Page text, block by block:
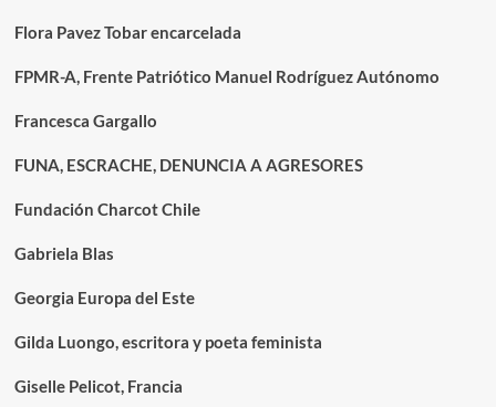
Flora Pavez Tobar encarcelada
FPMR-A, Frente Patriótico Manuel Rodríguez Autónomo
Francesca Gargallo
FUNA, ESCRACHE, DENUNCIA A AGRESORES
Fundación Charcot Chile
Gabriela Blas
Georgia Europa del Este
Gilda Luongo, escritora y poeta feminista
Giselle Pelicot, Francia